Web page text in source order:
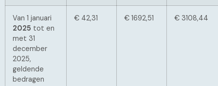
Van 1 januari
2025 tot en
met 31
december
2025,
geldende
bedragen
€ 42,31 € 1692,51 € 3108,44